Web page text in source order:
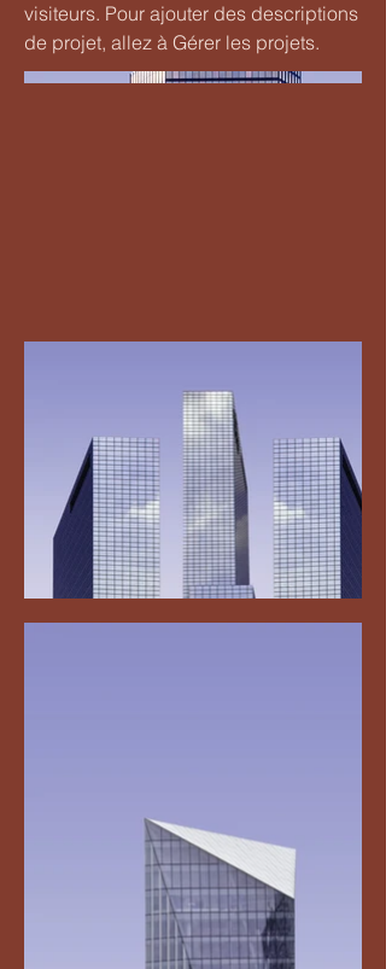
visiteurs. Pour ajouter des descriptions
de projet, allez à Gérer les projets.